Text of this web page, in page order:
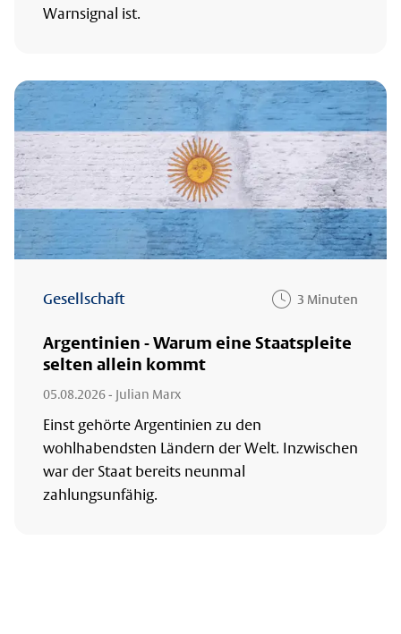
Warnsignal ist.
Gesellschaft 3 Minuten
Argentinien - Warum eine Staatspleite
selten allein kommt
05.08.2026- Julian Marx
Einst gehörte Argentinien zu den
wohlhabendsten Ländern der Welt. Inzwischen
war der Staat bereits neunmal
zahlungsunfähig.